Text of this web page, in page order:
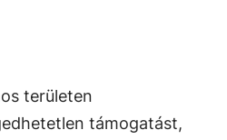
területen
támogatást,